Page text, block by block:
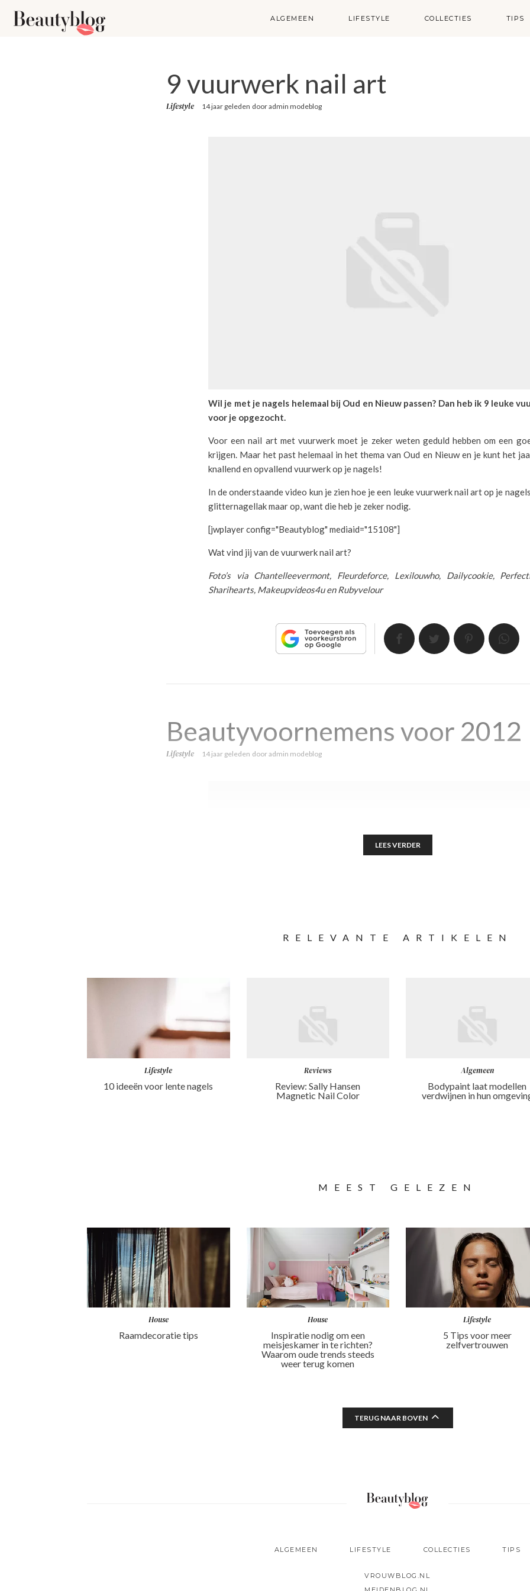
ALGEMEEN LIFESTYLE COLLECTIES TIPS
9 vuurwerk nail art
Lifestyle 14 jaar geleden dooradmin modeblog
Wil je met je nagels helemaal bij Oud en Nieuw passen? Dan heb ik 9 leuke
voor je opgezocht.
Voor een nail art met vuurwerk moet je zeker weten geduld hebben om een
krijgen. Maar het past helemaal in het thema van Oud en Nieuw en je kunt het
knallend en opvallend vuurwerk op je nagels!
In de onderstaande video kun je zien hoe je een leuke vuurwerk nail art op je
glitternagellak maar op, want die heb je zeker nodig.
[jwplayer config="Beautyblog" mediaid="15108"]
Wat vind jij van de vuurwerk nail art?
Foto’s via Chantelleevermont, Fleurdeforce, Lexilouwho, Dailycookie,
Sharihearts, Makeupvideos4u en Rubyvelour
Beautyvoornemens voor 2012
Lifestyle 14 jaar geleden dooradmin modeblog
LEES VERDER
RELEVANTE ARTIKELEN
Lifestyle
10 ideeën voor lente nagels
Reviews
Review: Sally Hansen
Magnetic Nail Color
Algemeen
Bodypaint laat modellen
verdwijnen in hun
MEEST GELEZEN
House
Raamdecoratie tips
House
Inspiratie nodig om een
meisjeskamer in te richten?
Waarom oude trends steeds
weer terug komen
Lifestyle
5 Tips voor meer
zelfvertrouwen
TERUG NAAR BOVEN
ALGEMEEN LIFESTYLE COLLECTIES TIPS
VROUWBLOG.NL